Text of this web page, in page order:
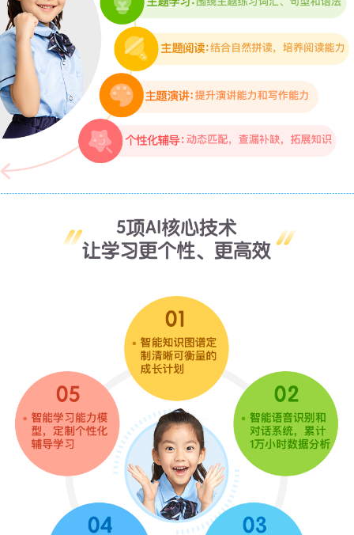
Q 内容信息
套教辅大礼包
（下单后的15个工作日发（春节、法定节假日不
发），查询物流：步步ABC-我的-订单物流）
每节20分钟左右
内容级别】 LK/L1/L2/L3/L4/KET(6999元大课包含LK-KET)
【级别说明】
LK级别：64节
L1/L2/L3/L4/KET：128节/级别
256节：包含2个级别